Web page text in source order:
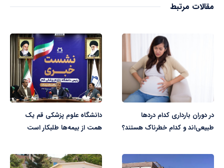
مقالات مرتبط
در دوران بارداری کدام دردها
طبیعی‌اند و کدام خطرناک هستند؟
دانشگاه علوم پزشکی قم یک
همت از بیمه‌ها طلبکار است